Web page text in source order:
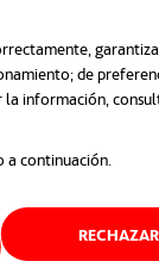
de
información,
a continuación.